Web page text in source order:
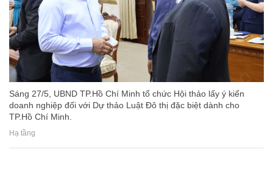
Sáng 27/5, UBND TP.Hồ Chí Minh tổ chức Hội thảo lấy ý kiến
doanh nghiệp đối với Dự thảo Luật Đô thị đặc biệt dành cho
TP.Hồ Chí Minh.
Hạ tầng